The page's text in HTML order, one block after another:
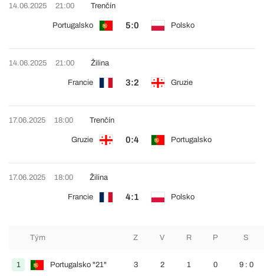
14.06.2025 21:00
Portugalsko 5:0 Polsko
Trenčín
14.06.2025 21:00
Francie 3:2 Gruzie
Žilina
17.06.2025 18:00
Gruzie 0:4 Portugalsko
Trenčín
17.06.2025 18:00
Francie 4:1 Polsko
Žilina
Tým Z V R P S
1 Portugalsko "21" 3 2 1 0 9 : 0